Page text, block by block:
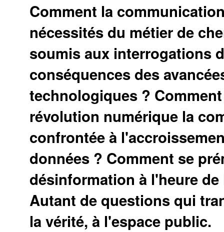
Comment la
nécessités du métier de
soumis aux interrogations
conséquences des
technologiques ?
révolution numérique la
confrontée à
données ? Comment se
désinformation à l'heure
Autant de questions qui
la vérité, à l'espace public.